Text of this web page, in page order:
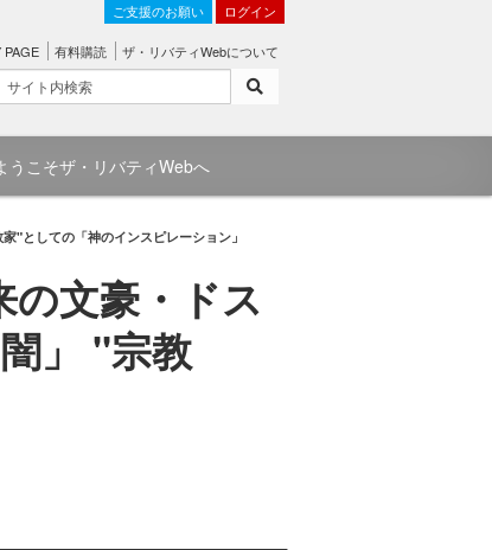
ご支援のお願い ログイン
PAGE 有料購読 ザ・リバティWebについて
うこそザ・リバティWebへ
"としての「神のインスピレーション」
の文豪・ドス
」 "宗教